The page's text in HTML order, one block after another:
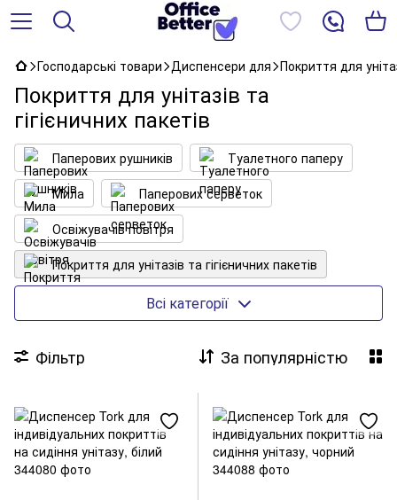
Господарські товари Диспенсери для Покриття для
Покриття для унітазів та
гігієничних пакетів
Паперових рушників
Туалетного паперу
Мила
Паперових серветок
Освіжувачів повітря
Покриття для унітазів та гігієничних пакетів
Матеріалів для протирання та очистки
Всі категорії
Фільтр За популярністю